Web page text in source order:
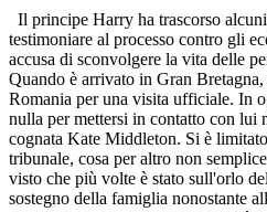
Il principe Harry ha trascorso
testimoniare al processo contro gli
accusa di sconvolgere la vita delle
Quando è arrivato in Gran
Romania per una visita ufficiale. In
nulla per mettersi in contatto con
cognata Kate Middleton. Si è
tribunale, cosa per altro non
visto che più volte è stato sull'orlo
sostegno della famiglia nonostante